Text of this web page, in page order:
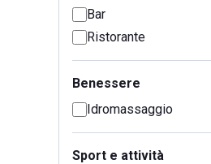
Bar
Ristorante
Benessere
Idromassaggio
Sport e attività